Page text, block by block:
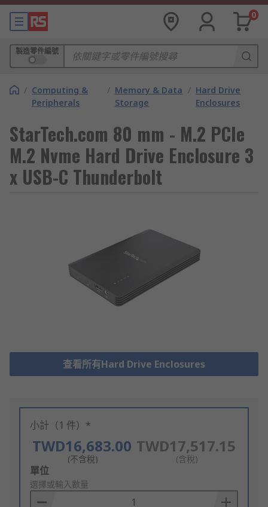
0
製造零件編號
/ Computing &
Peripherals
/ Memory & Data
Storage
/ Hard Drive
Enclosures
StarTech.com 80 mm - M.2 PCIe
M.2 Nvme Hard Drive Enclosure 3
x USB-C Thunderbolt
查看所有Hard Drive Enclosures
小計（1 件）*
TWD16,683.00
(不含稅)
TWD17,517.15
(含稅)
Add
to
Basket
單位
選擇或輸入數量